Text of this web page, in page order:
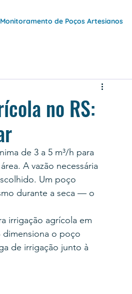
Monitoramento de Poços Artesianos
no RS:
de 3 a 5 m³/h para
A vazão necessária
Um poço
durante a seca — o
irrigação agrícola em
dimensiona o poço
de irrigação junto à